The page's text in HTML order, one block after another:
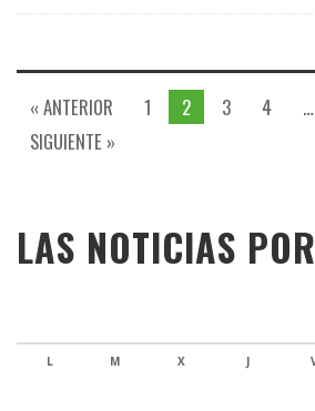
« ANTERIOR 1 2 3 4 …
SIGUIENTE »
LAS NOTICIAS
L M X J